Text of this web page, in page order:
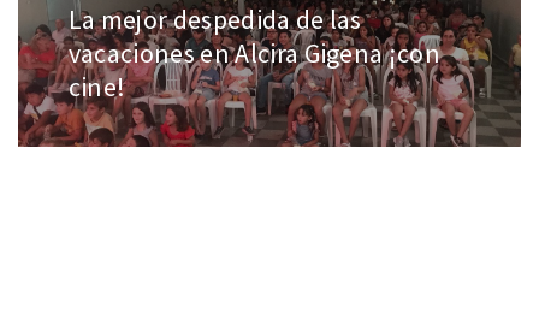
La mejor despedida de las
vacaciones en Alcira Gigena ¡con
cine!